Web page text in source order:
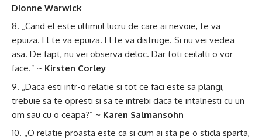
Dionne Warwick
„Cand el este ultimul lucru de care ai nevoie, te va
epuiza. El te va epuiza. El te va distruge. Si nu vei vedea
asa. De fapt, nu vei observa deloc. Dar toti ceilalti o vor
face.” ~ Kirsten Corley
„Daca esti intr-o relatie si tot ce faci este sa plangi,
trebuie sa te opresti si sa te intrebi daca te intalnesti cu un
om sau cu o ceapa?” ~ Karen Salmansohn
„O relatie proasta este ca si cum ai sta pe o sticla sparta,